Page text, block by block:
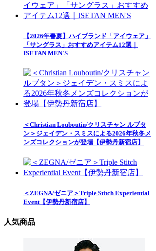
【2026年春夏】ハイブランド「アイウェア」
「サングラス」おすすめアイテム12選｜
ISETAN MEN'S
＜Christian Louboutin/クリスチャン ルブタ
ン＞ジェイデン・スミスによる2026年秋冬メ
ンズコレクションが登場【伊勢丹新宿店】
＜ZEGNA/ゼニア＞Triple Stitch Experiential
Event【伊勢丹新宿店】
人気商品